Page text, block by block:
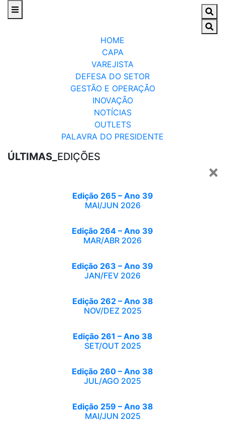
HOME
CAPA
VAREJISTA
DEFESA DO SETOR
GESTÃO E OPERAÇÃO
INOVAÇÃO
NOTÍCIAS
OUTLETS
PALAVRA DO PRESIDENTE
ÚLTIMAS_ EDIÇÕES
Edição 265 – Ano 39
MAI/JUN 2026
Edição 264 – Ano 39
MAR/ABR 2026
Edição 263 – Ano 39
JAN/FEV 2026
Edição 262 – Ano 38
NOV/DEZ 2025
Edição 261 – Ano 38
SET/OUT 2025
Edição 260 – Ano 38
JUL/AGO 2025
Edição 259 – Ano 38
MAI/JUN 2025